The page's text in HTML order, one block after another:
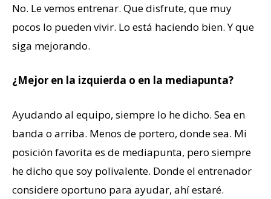
No. Le vemos entrenar. Que disfrute, que muy
pocos lo pueden vivir. Lo está haciendo bien. Y que
siga mejorando.
¿Mejor en la izquierda o en la mediapunta?
Ayudando al equipo, siempre lo he dicho. Sea en
banda o arriba. Menos de portero, donde sea. Mi
posición favorita es de mediapunta, pero siempre
he dicho que soy polivalente. Donde el entrenador
considere oportuno para ayudar, ahí estaré.